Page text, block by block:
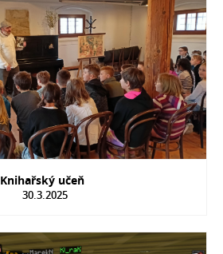
Knihařský učeň
30.3.2025